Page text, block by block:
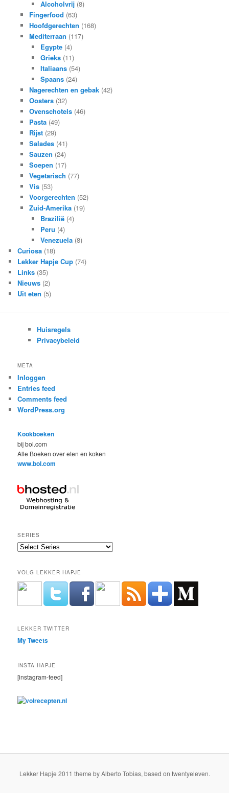
Alcoholvrij (8)
Fingerfood (63)
Hoofdgerechten (168)
Mediterraan (117)
Egypte (4)
Grieks (11)
Italiaans (54)
Spaans (24)
Nagerechten en gebak(42)
Oosters(32)
Ovenschotels(46)
Pasta(49)
Rijst(29)
Salades(41)
Sauzen (24)
Soepen (17)
Vegetarisch (77)
Vis(53)
Voorgerechten (52)
Zuid-Amerika(19)
Brazilië (4)
Peru (4)
Venezuela (8)
Curiosa (18)
Lekker Hapje Cup (74)
Links (35)
Nieuws (2)
Uit eten (5)
Huisregels
Privacybeleid
META
Inloggen
Entries feed
Comments feed
WordPress.org
Kookboeken
bij bol.com
Alle Boeken over eten en koken
www.bol.com
SERIES
VOLG LEKKER HAPJE
LEKKER TWITTER
My Tweets
INSTA HAPJE
[instagram-feed]
Lekker Hapje 2011 theme by Alberto Tobias, based on twentyeleven.